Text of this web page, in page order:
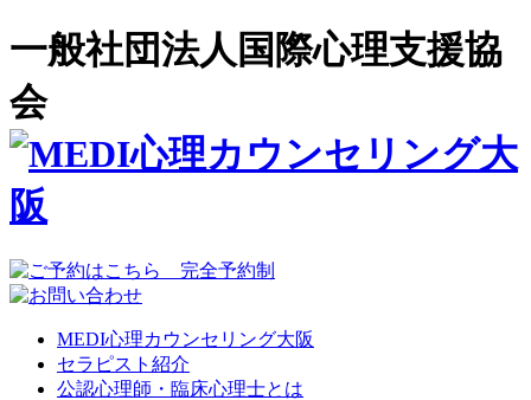
一般社団法人国際心理支援協
会
MEDI心理カウンセリング大阪
セラピスト紹介
公認心理師・臨床心理士とは